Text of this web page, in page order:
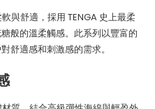
與舒適，採用 TENGA 史上最柔
般的溫柔觸感。此系列以豐富的
舒適感和刺激感的需求。